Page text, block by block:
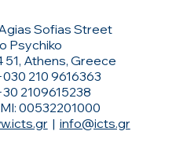
Sofias Street
Psychiko
51, Athens, Greece
210 9616363
2109615238
00532201000
| info@icts.gr